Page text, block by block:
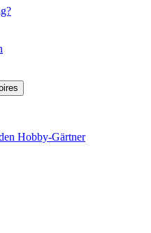
Hobby-Gärtner